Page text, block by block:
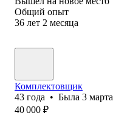
Общий опыт
36 лет 2 месяца
Комплектовщик
43 года • Была 3 марта
40 000 ₽